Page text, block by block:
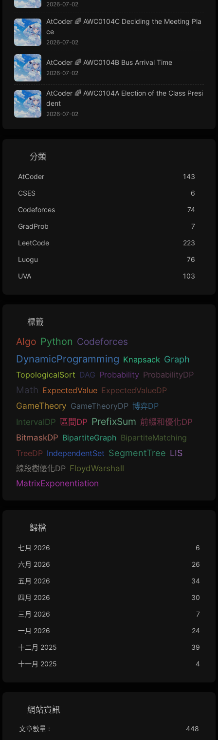
2026-07-02
AtCoder 🌈 AWC0104C Deciding the Meeting Pla
ce
2026-07-02
AtCoder 🌈 AWC0104B Bus Arrival Time
2026-07-02
AtCoder 🌈 AWC0104A Election of the Class Presi
dent
2026-07-02
分類
AtCoder
143
CSES
6
Codeforces
74
GradProb
7
LeetCode
223
Luogu
76
UVA
103
標籤
Algo Python Codeforces
DynamicProgramming Knapsack Graph
TopologicalSort DAG Probability ProbabilityDP
Math ExpectedValue ExpectedValueDP
GameTheory GameTheoryDP 博弈DP
IntervalDP 區間DP PrefixSum 前綴和優化DP
BitmaskDP BipartiteGraph BipartiteMatching
TreeDP IndependentSet SegmentTree LIS
線段樹優化DP FloydWarshall
MatrixExponentiation
歸檔
七月 2026
6
六月 2026
26
五月 2026
34
四月 2026
30
三月 2026
7
一月 2026
24
十二月 2025
39
十一月 2025
4
網站資訊
文章數量 :
448